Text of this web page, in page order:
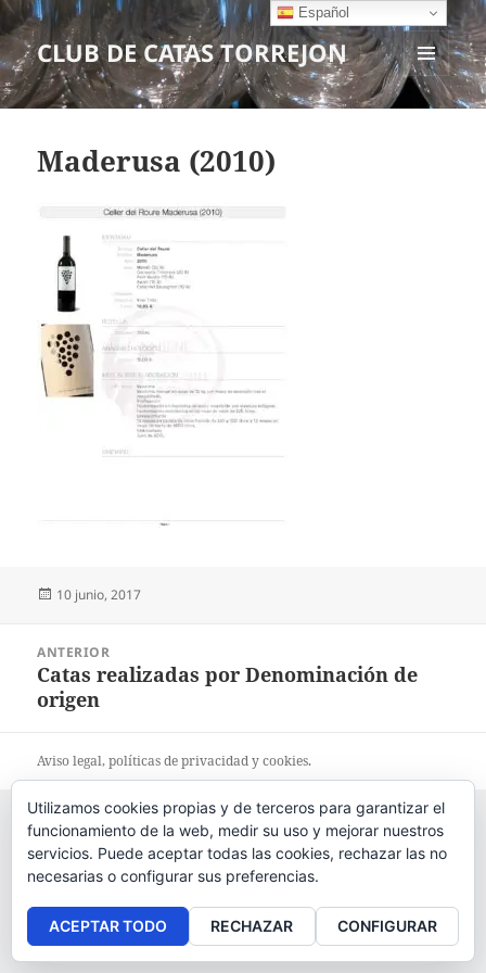
CLUB DE CATAS TORREJON
MENÚ
Y
Maderusa (2010)
Publicado
10 junio, 2017
entradas
ANTERIOR
Entrada
anterior:
Catas realizadas por Denominación de
origen
Aviso legal, políticas deprivacidadycookies.
Español
Utilizamos cookies propias y de terceros para garantizar el
funcionamiento de la web, medir su uso y mejorar nuestros
servicios. Puede aceptar todas las cookies, rechazar las no
necesarias o configurar sus preferencias.
ACEPTAR TODO RECHAZAR CONFIGURAR